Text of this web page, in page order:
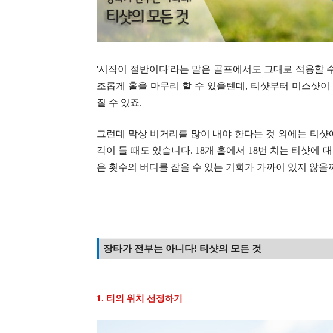
'시작이 절반이다'라는 말은 골프에서도 그대로 적용할
조롭게 홀을 마무리 할 수 있을텐데, 티샷부터 미스샷
질 수 있죠.
그런데 막상 비거리를 많이 내야 한다는 것 외에는 티
각이 들 때도 있습니다. 18개 홀에서 18번 치는 티샷에
은 횟수의 버디를 잡을 수 있는 기회가 가까이 있지 않을
장타가 전부는 아니다! 티샷의 모든 것
1. 티의 위치 선정하기